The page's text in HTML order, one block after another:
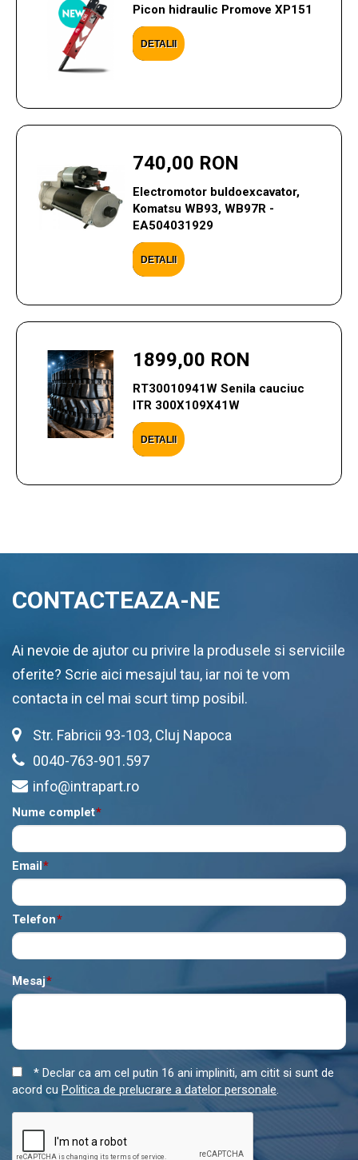
Picon hidraulic Promove XP151
DETALII
740,00 RON
Electromotor buldoexcavator,
Komatsu WB93, WB97R -
EA504031929
DETALII
1899,00 RON
RT30010941W Senila cauciuc
ITR 300X109X41W
DETALII
CONTACTEAZA-NE
Ai nevoie de ajutor cu privire la produsele si serviciile
oferite? Scrie aici mesajul tau, iar noi te vom
contacta in cel mai scurt timp posibil.
Str. Fabricii 93-103, Cluj Napoca
0040-763-901.597
info@intrapart.ro
*
Nume complet
*
Email
*
Telefon
*
Mesaj
* Declar ca am cel putin 16 ani impliniti, am citit si sunt de
acord cu Politica de prelucrare a datelor personale.